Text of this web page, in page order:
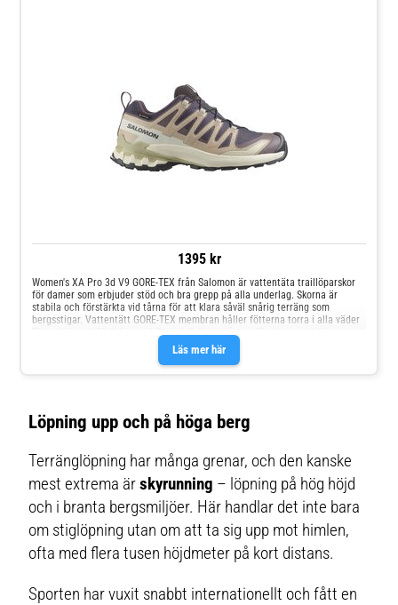
1395 kr
Läs mer här
Women's XA Pro 3d V9 GORE-TEX från Salomon är vattentäta traillöparskor
för damer som erbjuder stöd och bra grepp på alla underlag. Skorna är
stabila och förstärkta vid tårna för att klara såväl snårig terräng som
bergsstigar. Vattentätt GORE-TEX membran håller fötterna torra i alla väder
Försedda med 3D Advanced Chassis™ för en låg profil och en stabil
konstruktion som maximerar rörelsekontrollen och ger stabilt skydd åt alla
håll En förstärkt tåhätta ger stadigt och betryggande skydd för foten En
oslagbar kombination av grepp och hållbarhet tack vare dubbmönstrets
Löpning upp och på höga berg
Terränglöpning har många grenar, och den kanske
mest extrema ärskyrunning – löpning på hög höjd
och i branta bergsmiljöer. Här handlar det inte bara
om stiglöpning utan om att ta sig upp mot himlen,
ofta med flera tusen höjdmeter på kort distans.
Sporten har vuxit snabbt internationellt och fått en